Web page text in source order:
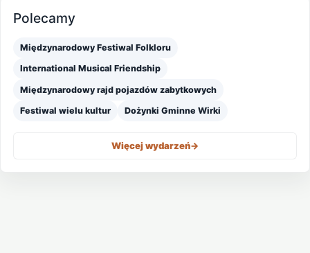
Polecamy
Międzynarodowy Festiwal Folkloru
International Musical Friendship
Międzynarodowy rajd pojazdów zabytkowych
Festiwal wielu kultur Dożynki Gminne Wirki
Więcej wydarzeń->